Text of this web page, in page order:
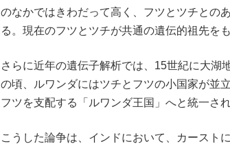
のなかではきわだって高く、フツとツチとの
る。現在のフツとツチが共通の遺伝的祖先を
さらに近年の遺伝子解析では、15世紀に大湖
の頃、ルワンダにはツチとフツの小国家が並
フツを支配する「ルワンダ王国」へと統一さ
こうした論争は、インドにおいて、カースト